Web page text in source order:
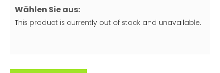
Wählen Sie aus:
This product is currently out of stock and unavailable.